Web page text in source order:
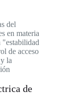
del
en materia
"estabilidad
de acceso
la
de